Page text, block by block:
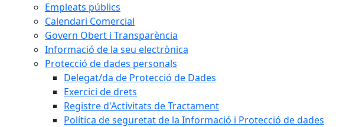
Empleats públics
Calendari Comercial
Govern Obert i Transparència
Informació de la seu electrònica
Protecció de dades personals
Delegat/da de Protecció de Dades
Exercici de drets
Registre d'Activitats de Tractament
Política de seguretat de la Informació i Protecció de dades